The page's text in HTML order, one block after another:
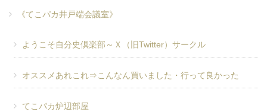
《てこパカ井戸端会議室》
ようこそ自分史倶楽部～Ｘ（旧Twitter）サークル
オススメあれこれ⇒こんなん買いました・行って良かった
てこパカ炉辺部屋